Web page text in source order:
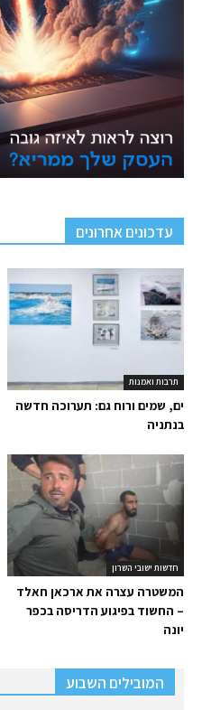
עדכונים אחרונים
תרבות ואמנות
ים, שמים ורוח גם: תערוכה חדשה
בנתניה
חדשות ישובי השרון
המשטרה עצרה את ארכאן חאלד
– החשוד בפיגוע הדריסה בכפר
יונה
המובילים השבוע